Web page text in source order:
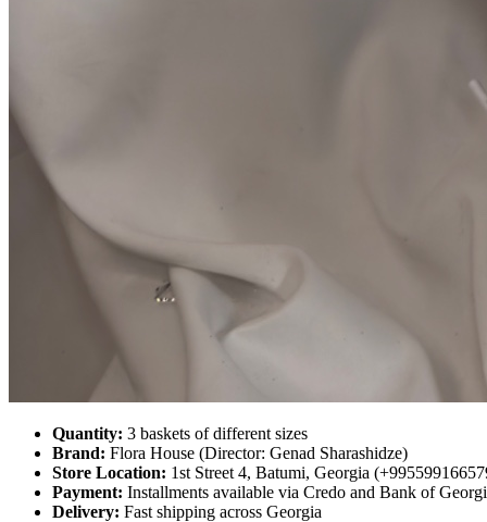
Quantity: 3 baskets of different sizes
Brand: Flora House (Director: Genad Sharashidze)
Store Location: 1st Street 4, Batumi, Georgia
Payment: Installments available via Credo and Bank of
Delivery: Fast shipping across Georgia